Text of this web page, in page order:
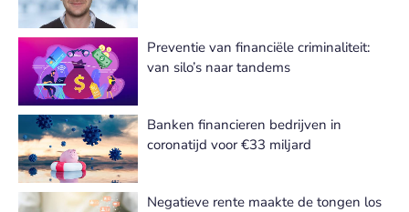
Preventie van financiële criminaliteit:
van silo’s naar tandems
Banken financieren bedrijven in
coronatijd voor €33 miljard
Negatieve rente maakte de tongen los